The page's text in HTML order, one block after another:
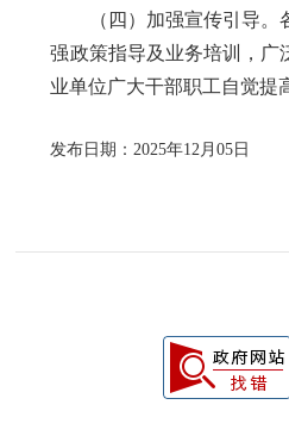
（四）加强宣传引导。各
强政策指导及业务培训，广
业单位广大干部职工自觉提
发布日期：2025年12月05日